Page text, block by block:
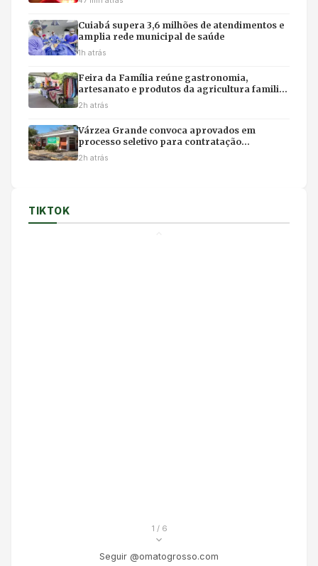
Cuiabá supera 3,6 milhões de atendimentos e
amplia rede municipal de saúde
1h atrás
Feira da Família reúne gastronomia,
artesanato e produtos da agricultura familiar
em Várzea Grande
2h atrás
Várzea Grande convoca aprovados em
processo seletivo para contratação
temporária na Educação
2h atrás
TIKTOK
1 / 6
Seguir @omatogrosso.com